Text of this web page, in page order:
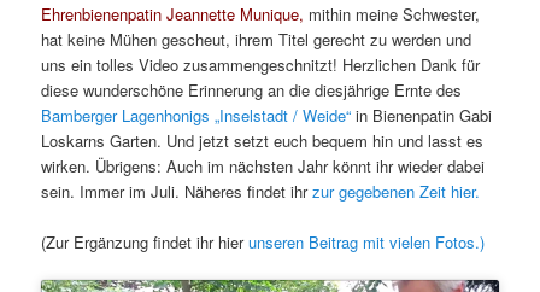
Ehrenbienenpatin Jeannette Munique, mithin meine Schwester,
hat keine Mühen gescheut, ihrem Titel gerecht zu werden und
uns ein tolles Video zusammengeschnitzt! Herzlichen Dank für
diese wunderschöne Erinnerung an die diesjährige Ernte des
Bamberger Lagenhonigs „Inselstadt / Weide“ in Bienenpatin Gabi
Loskarns Garten. Und jetzt setzt euch bequem hin und lasst es
wirken. Übrigens: Auch im nächsten Jahr könnt ihr wieder dabei
sein. Immer im Juli. Näheres findet ihrzur gegebenen Zeit hier.
(Zur Ergänzung findet ihr hierunseren Beitrag mit vielen Fotos.)